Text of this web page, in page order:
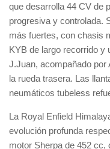
que desarrolla 44 CV de
progresiva y controlada.
más fuertes, con chasis
KYB de largo recorrido y
J.Juan, acompañado por
la rueda trasera. Las
neumáticos tubeless
La Royal Enfield
evolución profunda
motor Sherpa de 452 cc,